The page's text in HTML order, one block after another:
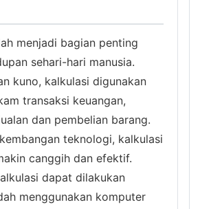
menjadi bagian penting
sehari-hari manusia.
kuno, kalkulasi digunakan
transaksi keuangan,
dan pembelian barang.
teknologi, kalkulasi
canggih dan efektif.
dapat dilakukan
menggunakan komputer